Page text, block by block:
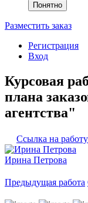
Понятно
Разместить заказ
Регистрация
Вход
Курсовая
плана
агентства"
Ссылка на работу
Ирина Петрова
Предыдущая работа